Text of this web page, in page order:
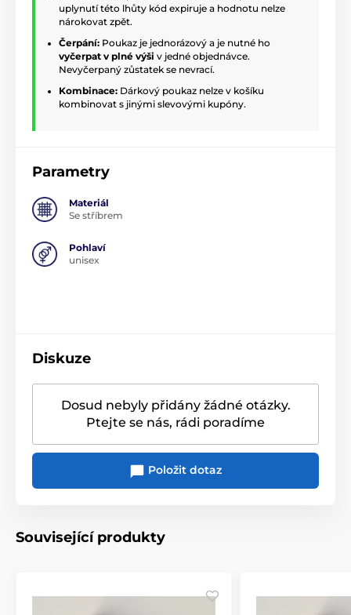
uplynutí této lhůty kód expiruje a hodnotu nelze
nárokovat zpět.
Čerpání: Poukaz je jednorázový a je nutné ho
vyčerpat v plné výši v jedné objednávce.
Nevyčerpaný zůstatek se nevrací.
Kombinace: Dárkový poukaz nelze v košíku
kombinovat s jinými slevovými kupóny.
Parametry
Materiál
Se stříbrem
Pohlaví
unisex
Diskuze
Dosud nebyly přidány žádné otázky.
Ptejte se nás, rádi poradíme
Položit dotaz
Související produkty